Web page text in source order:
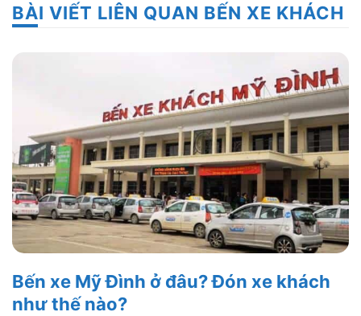
BÀI VIẾT LIÊN QUAN BẾN XE KHÁCH
Bến xe Mỹ Đình ở đâu? Đón xe khách
như thế nào?